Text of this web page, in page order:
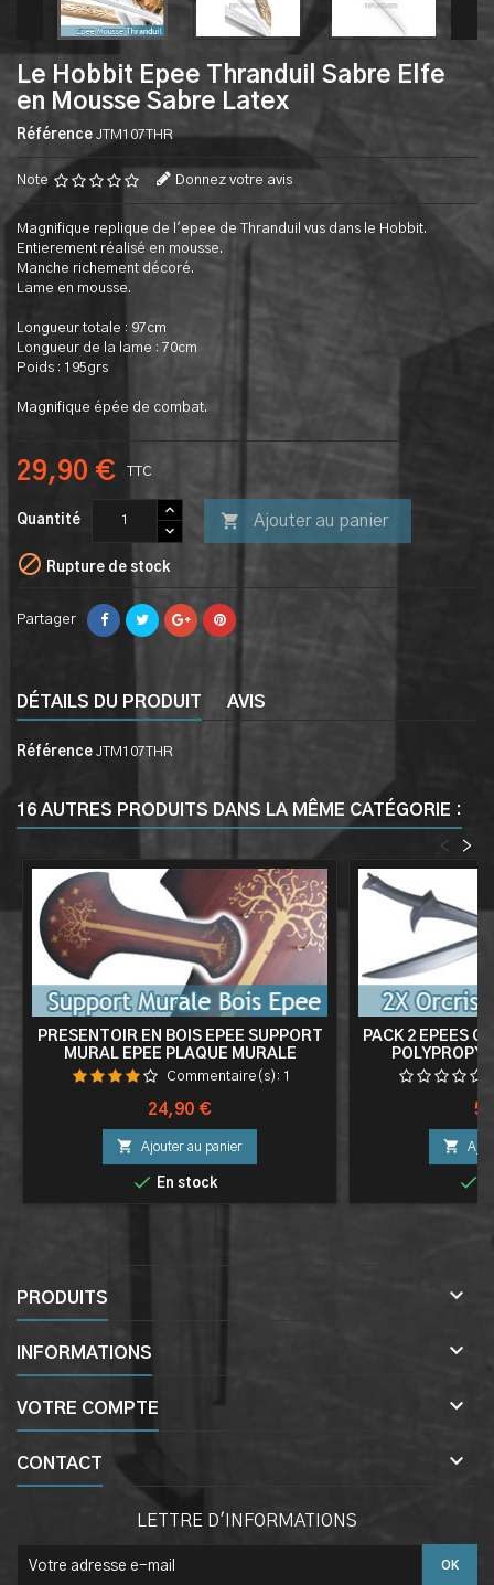
Le Hobbit Epee Thranduil Sabre Elfe
en Mousse Sabre Latex
Référence JTM107THR
Note Donnez votre avis
Magnifique replique de l'epee de Thranduil vus dans le Hobbit.
Entierement réalisé en mousse.
Manche richement décoré.
Lame en mousse.
Longueur totale : 97cm
Longueur de la lame : 70cm
Poids : 195grs
Magnifique épée de combat.
29,90 € TTC
Quantité  Ajouter au panier
 Rupture de stock
Partager
DÉTAILS DU PRODUIT AVIS
Référence JTM107THR
16 AUTRES PRODUITS DANS LA MÊME CATÉGORIE :
>
<
PRESENTOIR EN BOIS EPEE SUPPORT
MURAL EPEE PLAQUE MURALE
Commentaire(s): 1
Prix
24,90 €
 Ajouter au panier
 En stock
PACK 2 EPEES


PRODUITS 
INFORMATIONS 
VOTRE COMPTE 
CONTACT 
LETTRE D'INFORMATIONS